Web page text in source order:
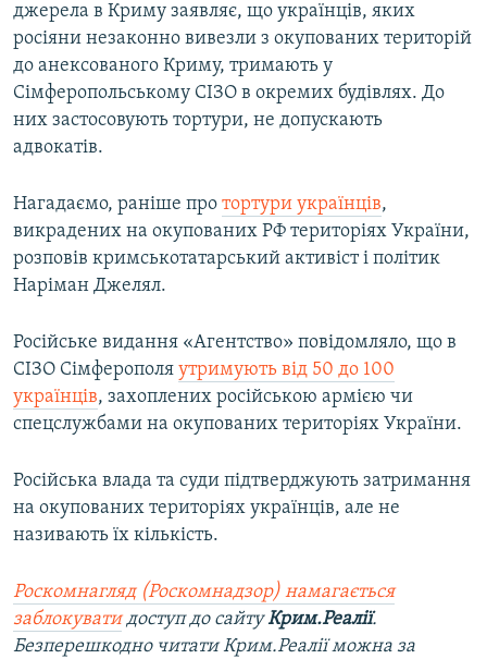
джерела в Криму заявляє, що українців, яких
росіяни незаконно вивезли з окупованих територій
до анексованого Криму, тримають у
Сімферопольському СІЗО в окремих будівлях. До
них застосовують тортури, не допускають
адвокатів.
Нагадаємо, раніше про тортури українців,
викрадених на окупованих РФ територіях України,
розповів кримськотатарський активіст і політик
Наріман Джелял.
Російське видання «Агентство» повідомляло, що в
СІЗО Сімферополя утримують від 50 до 100
українців, захоплених російською армією чи
спецслужбами на окупованих територіях України.
Російська влада та суди підтверджують затримання
на окупованих територіях українців, але не
називають їх кількість.
Роскомнагляд (Роскомнадзор) намагається
заблокуватидоступ до сайтуКрим.Реалії.
Безперешкодно читати Крим.Реалії можна за